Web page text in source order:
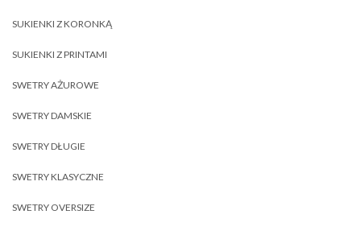
SUKIENKI Z KORONKĄ
SUKIENKI Z PRINTAMI
SWETRY AŻUROWE
SWETRY DAMSKIE
SWETRY DŁUGIE
SWETRY KLASYCZNE
SWETRY OVERSIZE